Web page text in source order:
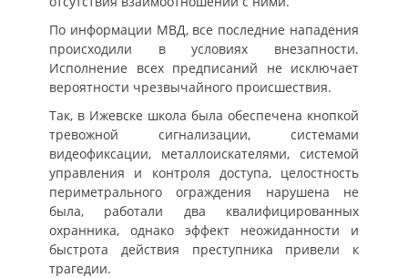
По информации МВД, все последние нападения
происходили в условиях внезапности.
Исполнение всех предписаний не исключает
вероятности чрезвычайного происшествия.
Так, в Ижевске школа была обеспечена кнопкой
тревожной сигнализации, системами
видеофиксации, металлоискателями, системой
управления и контроля доступа, целостность
периметрального ограждения нарушена не
была, работали два квалифицированных
охранника, однако эффект неожиданности и
быстрота действия преступника привели к
трагедии.